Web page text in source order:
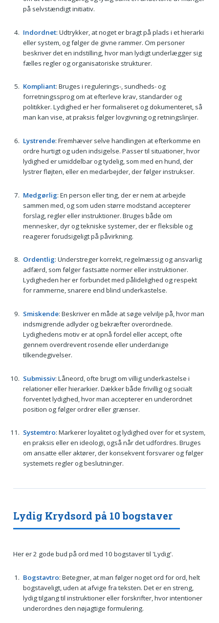
på selvstændigt initiativ.
Indordnet: Udtrykker, at noget er bragt på plads i et hierarki
eller system, og følger de givne rammer. Om personer
beskriver det en indstilling, hvor man lydigt underlægger sig
fælles regler og organisatoriske strukturer.
Kompliant: Bruges i regulerings-, sundheds- og
forretningssprog om at efterleve krav, standarder og
politikker. Lydighed er her formaliseret og dokumenteret, så
man kan vise, at praksis følger lovgivning og retningslinjer.
Lystrende: Fremhæver selve handlingen at efterkomme en
ordre hurtigt og uden indsigelse. Passer til situationer, hvor
lydighed er umiddelbar og tydelig, som med en hund, der
lystrer fløjten, eller en medarbejder, der følger instrukser.
Medgørlig: En person eller ting, der er nem at arbejde
sammen med, og som uden større modstand accepterer
forslag, regler eller instruktioner. Bruges både om
mennesker, dyr og tekniske systemer, der er fleksible og
reagerer forudsigeligt på påvirkning.
Ordentlig: Understreger korrekt, regelmæssig og ansvarlig
adfærd, som følger fastsatte normer eller instruktioner.
Lydigheden her er forbundet med pålidelighed og respekt
for rammerne, snarere end blind underkastelse.
Smiskende: Beskriver en måde at søge velvilje på, hvor man
indsmigrende adlyder og bekræfter overordnede.
Lydighedens motiv er at opnå fordel eller accept, ofte
gennem overdrevent rosende eller underdanige
tilkendegivelser.
Submissiv: Låneord, ofte brugt om villig underkastelse i
relationer eller hierarkier. Dækker både frivillig og socialt
forventet lydighed, hvor man accepterer en underordnet
position og følger ordrer eller grænser.
Systemtro: Markerer loyalitet og lydighed over for et system,
en praksis eller en ideologi, også når det udfordres. Bruges
om ansatte eller aktører, der konsekvent forsvarer og følger
systemets regler og beslutninger.
Lydig Krydsord på 10 bogstaver
Her er 2 gode bud på ord med 10 bogstaver til 'Lydig'.
Bogstavtro: Betegner, at man følger noget ord for ord, helt
bogstaveligt, uden at afvige fra teksten. Det er en streng,
lydig tilgang til instruktioner eller forskrifter, hvor intentioner
underordnes den nøjagtige formulering.